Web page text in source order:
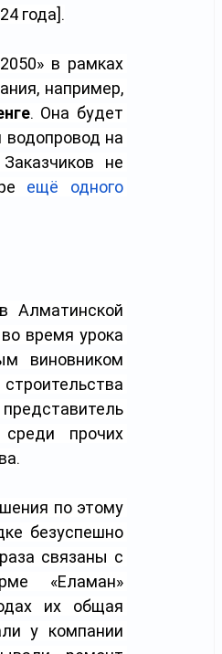
года].
в рамках
например,
. Она будет
водопровод на
не
ещё одного
Алматинской
время урока
виновником
прочих
по этому
безуспешно
связаны с
«Еламан»
их общая
у компании